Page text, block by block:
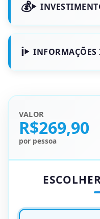
INFORMAÇÕES
VALOR
R$269,90
por pessoa